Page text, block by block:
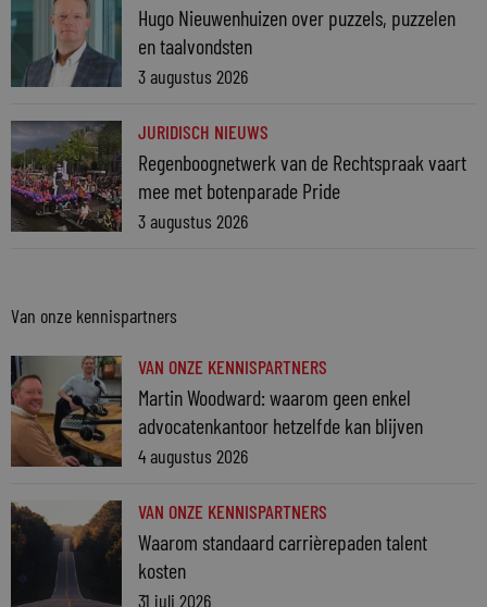
Hugo Nieuwenhuizen over puzzels, puzzelen
en taalvondsten
3 augustus 2026
JURIDISCH NIEUWS
Regenboognetwerk van de Rechtspraak vaart
mee met botenparade Pride
3 augustus 2026
Van onze kennispartners
VAN ONZE KENNISPARTNERS
Martin Woodward: waarom geen enkel
advocatenkantoor hetzelfde kan blijven
4 augustus 2026
VAN ONZE KENNISPARTNERS
Waarom standaard carrièrepaden talent
kosten
31 juli 2026